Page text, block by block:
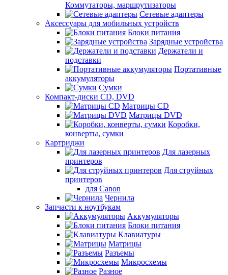
Коммутаторы, маршрутизаторы
Сетевые адаптеры
Аксессуары для мобильных устройств
Блоки питания
Зарядные устройства
Держатели и
подставки
Портативные
аккумуляторы
Сумки
Компакт-диски CD, DVD
Матрицы CD
Матрицы DVD
Коробки,
конверты, сумки
Картриджи
Для лазерных
принтеров
Для струйных
принтеров
для Canon
Чернила
Запчасти к ноутбукам
Аккумуляторы
Блоки питания
Клавиатуры
Матрицы
Разъемы
Микросхемы
Разное